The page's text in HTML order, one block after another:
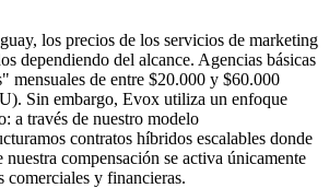
los precios de los servicios de marketing
dependiendo del alcance. Agencias básicas
mensuales de entre $20.000 y $60.000
Sin embargo, Evox utiliza un enfoque
a través de nuestro modelo
contratos híbridos escalables donde
nuestra compensación se activa únicamente
comerciales y financieras.